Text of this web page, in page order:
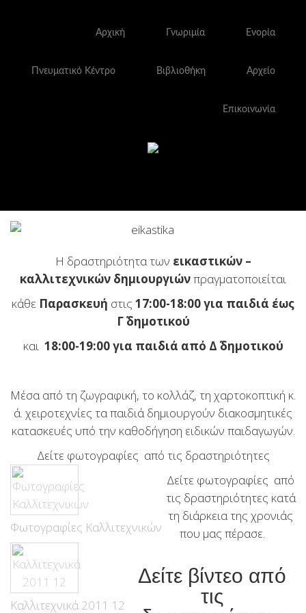
Αρχική Γνωριμία Ενορία
Πνευματικό Κέντρο Βιβλιοθήκη Αρχείο
Επικοινωνία
Η δραστηριότητα των εικαστικών –
καλλιτεχνικών δημιουργιώνπραγματοποιείται
κάθε Παρασκευή στις 17:00-18:00 για παιδιά έως
Γ΄ δημοτικού
και 18:00-19:00 για παιδιά από Δ΄ δημοτικού
Μέσα από τη ζωγραφική, το κολλάζ, τη χαρτοκοπτική κ.
ά. χειροτεχνίες τα παιδιά δημιουργούν διακοσμητικές
κατασκευές υπό την καθοδήγηση ειδικών παιδαγωγών.
Δείτε φωτογραφίες από τις δραστηριότητες
Φωτογραφίες Καλλιτεχνικών
Δείτε φωτογραφίες από
τις δραστηριότητες κατά
τη διάρκεια της χρονιάς
που μας πέρασε.
Καλλιτεχνικά 2011 12
Δείτε βίντεο από
τις